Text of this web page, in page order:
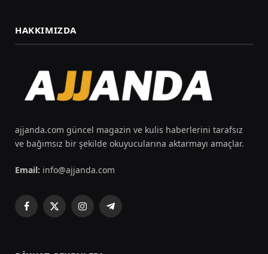
HAKKIMIZDA
ajjanda.com güncel magazin ve kulis haberlerini tarafsız
ve bağımsız bir şekilde okuyucularına aktarmayı amaçlar.
Email: info@ajjanda.com
Facebook
X
InstagramTelegram